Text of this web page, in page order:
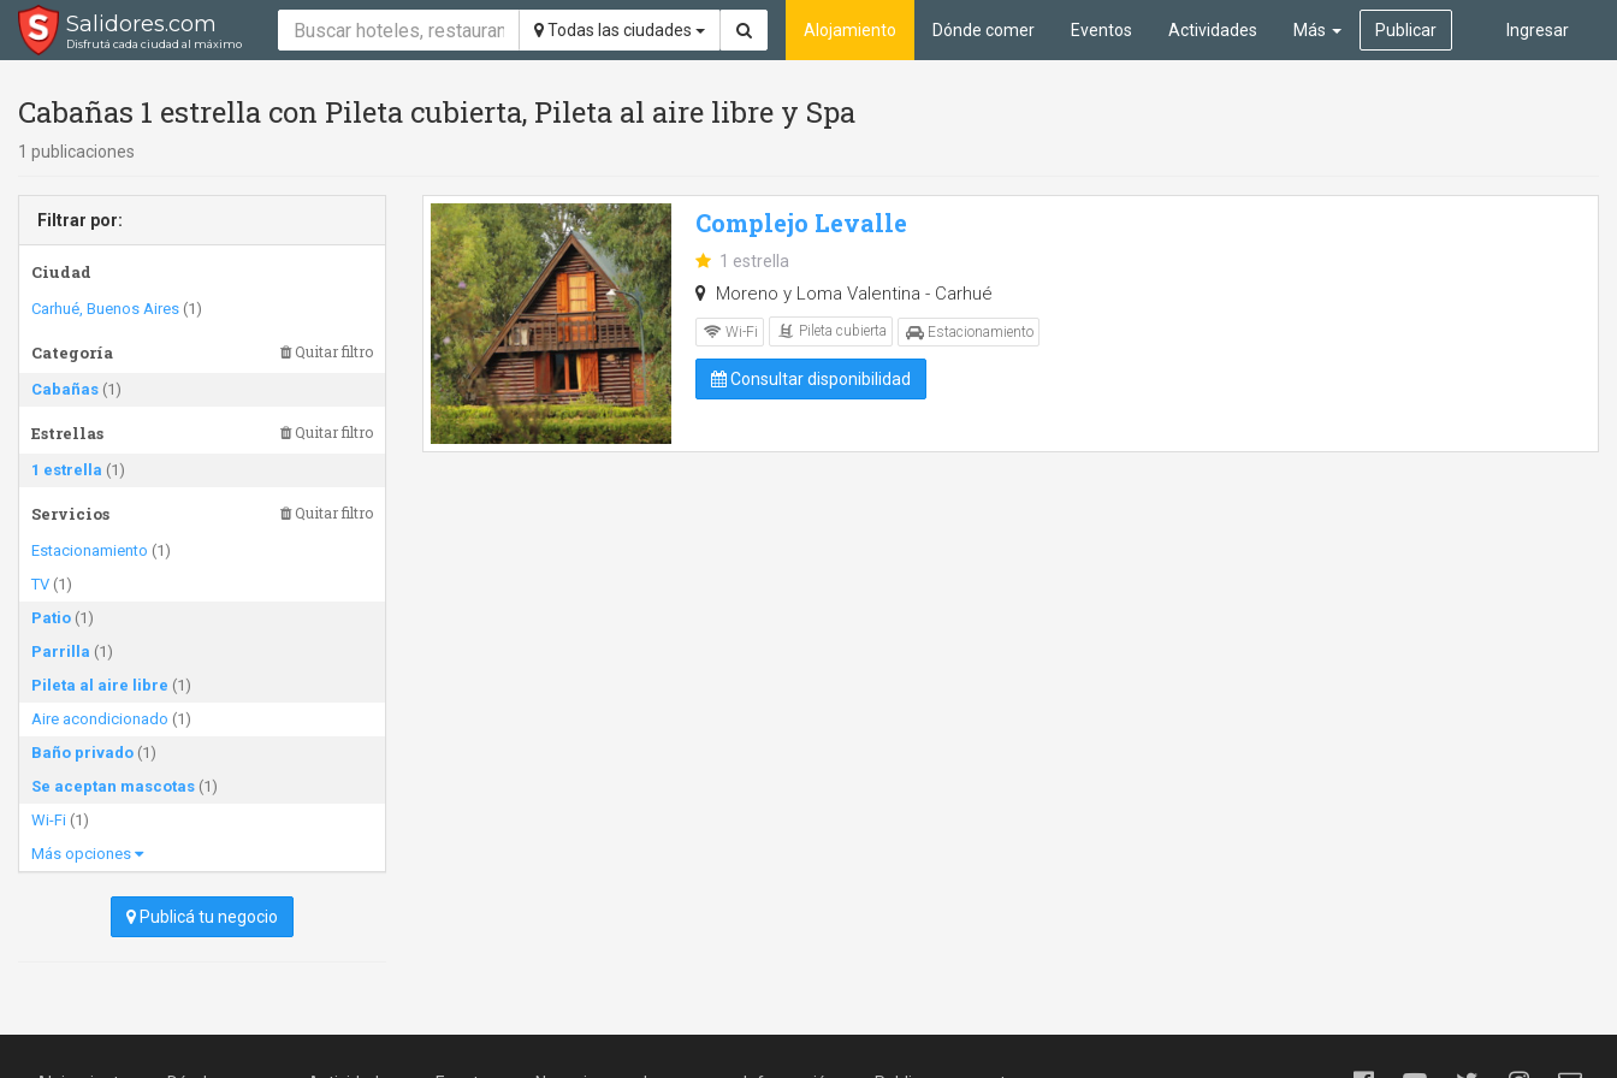
Salidores.com
Disfrutá cada ciudad al máximo
Todas las ciudades Ingresar
Alojamiento Dónde comer Eventos Actividades Más Publicar
Cabañas 1 estrella con Pileta cubierta, Pileta al aire libre y Spa
1 publicaciones
Filtrar por:
Ciudad
Carhué, Buenos Aires (1)
Categoría Quitar filtro
Cabañas (1)
Estrellas Quitar filtro
1 estrella (1)
Servicios Quitar filtro
Estacionamiento (1)
TV (1)
Patio (1)
Parrilla (1)
Pileta al aire libre (1)
Aire acondicionado (1)
Baño privado (1)
Se aceptan mascotas (1)
Wi-Fi (1)
Más opciones
Publicá tu negocio
Complejo Levalle
1 estrella
Moreno y Loma Valentina - Carhué
Wi-Fi Pileta cubierta Estacionamiento
Consultar disponibilidad